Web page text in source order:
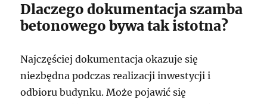
Dlaczego dokumentacja szamba
betonowego bywa tak istotna?
Najczęściej dokumentacja okazuje się
niezbędna podczas realizacji inwestycji i
odbioru budynku. Może pojawić się